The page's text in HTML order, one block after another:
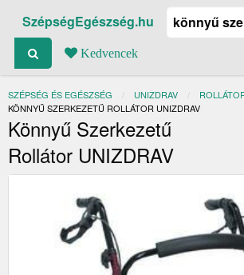
SzépségEgészség.hu
Kedvencek
SZÉPSÉG ÉS EGÉSZSÉG UNIZDRAV
JELENLEGI:
KÖNNYŰ SZERKEZETŰ ROLLÁTOR UNIZDRAV
Könnyű Szerkezetű
Rollátor UNIZDRAV